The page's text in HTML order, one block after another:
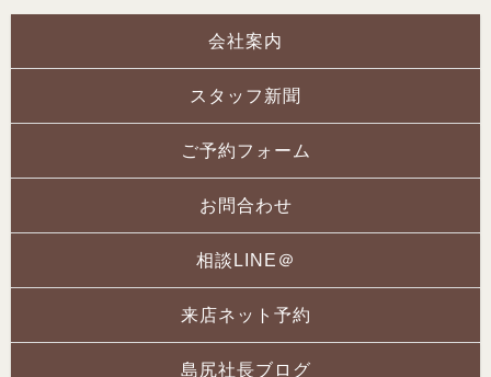
会社案内
スタッフ新聞
ご予約フォーム
お問合わせ
相談LINE＠
来店ネット予約
島尻社長ブログ